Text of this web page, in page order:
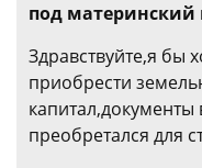
под материнский
Здравствуйте,я бы
приобрести
капитал,документы
преобретался для